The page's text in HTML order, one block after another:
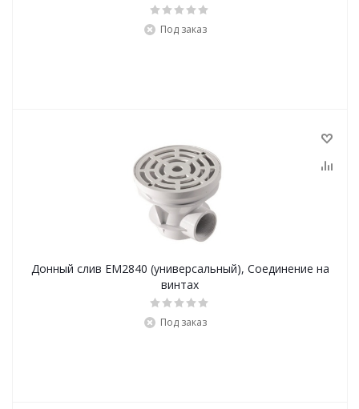
Под заказ
Донный слив EM2840 (универсальный), Соединение на
винтах
Под заказ